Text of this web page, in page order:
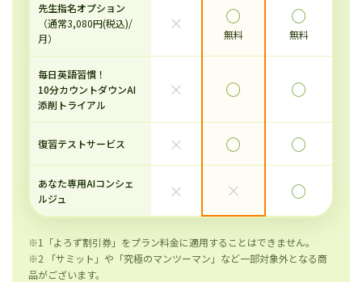
先生指名オプション
（通常3,080円(税込)/
月）
× ◯
無料
◯
無料
毎日英語習慣！
10分カウントダウンAI
添削トライアル
× ◯ ◯
復習テストサービス × ◯ ◯
あなた専用AIコンシェ
ルジュ
× × ◯
※1「よろず割引券」をプラン料金に適用することはできません。
※2 「サミット」や「究極のマンツーマン」など一部対象外となる商
品がございます。